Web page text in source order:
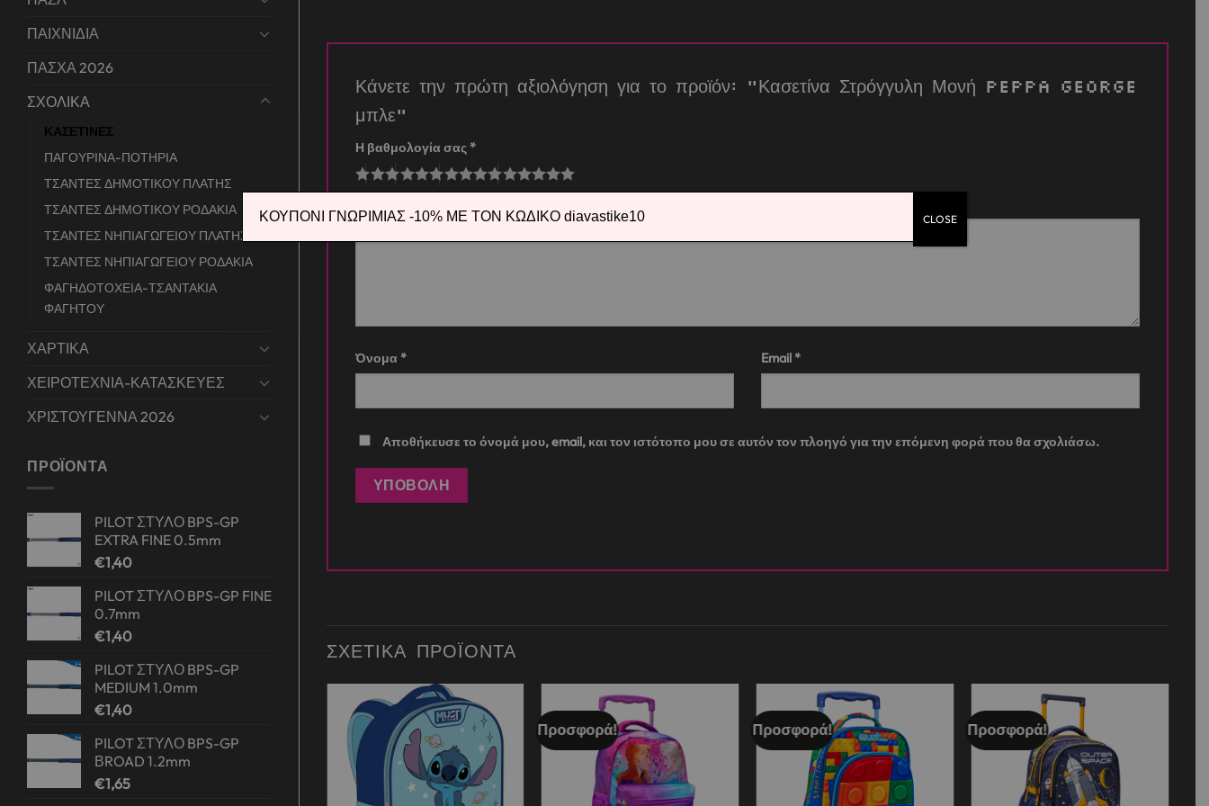
ΠΑΙΧΝΙΔΙΑ
ΠΑΣΧΑ 2026
ΣΧΟΛΙΚΑ
ΚΑΣΕΤΙΝΕΣ
ΠΑΓΟΥΡΙΝΑ-ΠΟΤΗΡΙΑ
ΤΣΑΝΤΕΣ ΔΗΜΟΤΙΚΟΥ ΠΛΑΤΗΣ
ΤΣΑΝΤΕΣ ΔΗΜΟΤΙΚΟΥ ΡΟΔΑΚΙΑ
ΤΣΑΝΤΕΣ ΝΗΠΙΑΓΩΓΕΙΟΥ ΠΛΑΤΗΣ
ΤΣΑΝΤΕΣ ΝΗΠΙΑΓΩΓΕΙΟΥ ΡΟΔΑΚΙΑ
ΦΑΓΗΔΟΤΟΧΕΙΑ-ΤΣΑΝΤΑΚΙΑ
ΦΑΓΗΤΟΥ
ΧΑΡΤΙΚΑ
ΧΕΙΡΟΤΕΧΝΙΑ-ΚΑΤΑΣΚΕΥΕΣ
ΧΡΙΣΤΟΥΓΕΝΝΑ 2026
ΠΡΟΪΌΝΤΑ
PILOT ΣΤΥΛΟ BPS-GP
EXTRA FINE 0.5mm
€1,40
PILOT ΣΤΥΛΟ BPS-GP FINE
0.7mm
€1,40
PILOT ΣΤΥΛΟ BPS-GP
MEDIUM 1.0mm
€1,40
PILOT ΣΤΥΛΟ BPS-GP
ΒROAD 1.2mm
€1,65
Κάνετε την πρώτη αξιολόγηση για το προϊόν: “Κασετίνα Στρόγγυλη Μονή Peppa George
μπλε”
Η βαθμολογία σας *
Όνομα * Email *
Αποθήκευσε το όνομά μου, email, και τον ιστότοπο μου σε αυτόν τον πλοηγό για την επόμενη φορά που θα σχολιάσω.
ΣΧΕΤΙΚΆ ΠΡΟΪΌΝΤΑ
Add to
wishlist
Προσφορά! Προσφορά!
wishlist
Προσφορά!
Add to
wishlist
ΚΟΥΠΟΝΙ ΓΝΩΡΙΜΙΑΣ -10% ΜΕ ΤΟΝ ΚΩΔΙΚΟ diavastike10 CLOSE